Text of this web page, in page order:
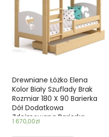
Drewniane Łóżko Elena
Kolor Biały Szuflady Brak
Rozmiar 180 X 90 Barierka
Dół Dodatkowa
Zdejmowana Barierka
1 670,00zł